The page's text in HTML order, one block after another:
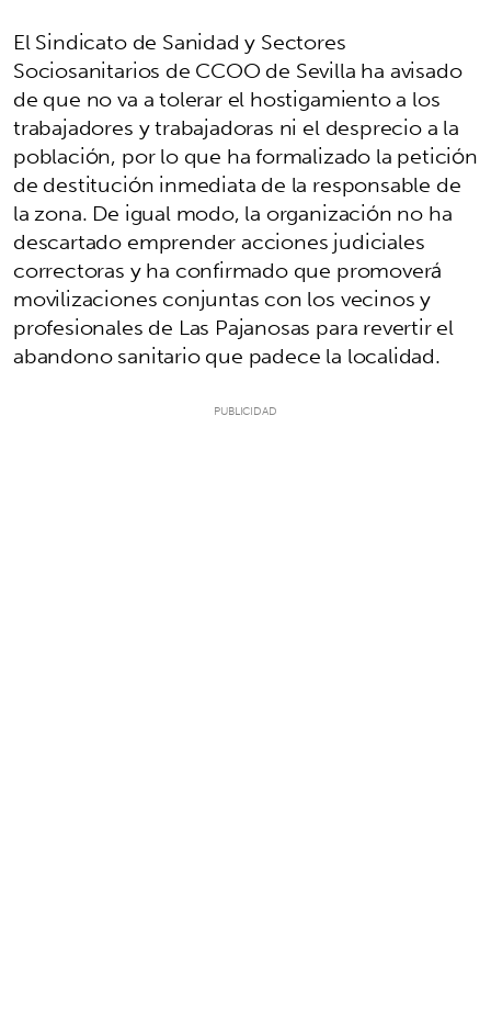
El Sindicato de Sanidad y Sectores
Sociosanitarios de CCOO de Sevilla ha avisado
de que no va a tolerar el hostigamiento a los
trabajadores y trabajadoras ni el desprecio a la
población, por lo que ha formalizado la petición
de destitución inmediata de la responsable de
la zona. De igual modo, la organización no ha
descartado emprender acciones judiciales
correctoras y ha confirmado que promoverá
movilizaciones conjuntas con los vecinos y
profesionales de Las Pajanosas para revertir el
abandono sanitario que padece la localidad.